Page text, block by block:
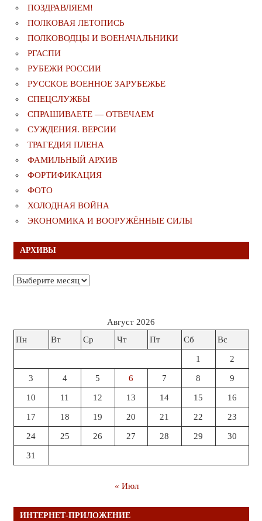
ПОЗДРАВЛЯЕМ!
ПОЛКОВАЯ ЛЕТОПИСЬ
ПОЛКОВОДЦЫ И ВОЕНАЧАЛЬНИКИ
РГАСПИ
РУБЕЖИ РОССИИ
РУССКОЕ ВОЕННОЕ ЗАРУБЕЖЬЕ
СПЕЦСЛУЖБЫ
СПРАШИВАЕТЕ — ОТВЕЧАЕМ
СУЖДЕНИЯ. ВЕРСИИ
ТРАГЕДИЯ ПЛЕНА
ФАМИЛЬНЫЙ АРХИВ
ФОРТИФИКАЦИЯ
ФОТО
ХОЛОДНАЯ ВОЙНА
ЭКОНОМИКА И ВООРУЖЁННЫЕ СИЛЫ
АРХИВЫ
Архивы
Август 2026
Пн
Вт Ср Чт Пт Сб Вс
1 2
3 4 5 6 7 8 9
10 11 12 13 14 15 16
17 18 19 20 21 22 23
24 25 26 27 28 29 30
31
« Июл
ИНТЕРНЕТ-ПРИЛОЖЕНИЕ